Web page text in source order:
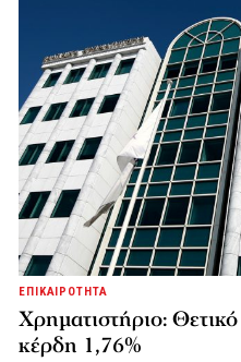
ΕΠΙΚΑΙΡΟΤΗΤΑ
Χρηματιστήριο:
κέρδη 1,76%